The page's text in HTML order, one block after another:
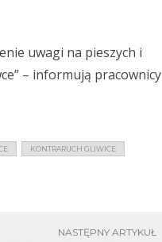
uwagi na pieszych i
– informują pracownicy
KONTRARUCH GLIWICE
NASTĘPNY ARTYKUŁ